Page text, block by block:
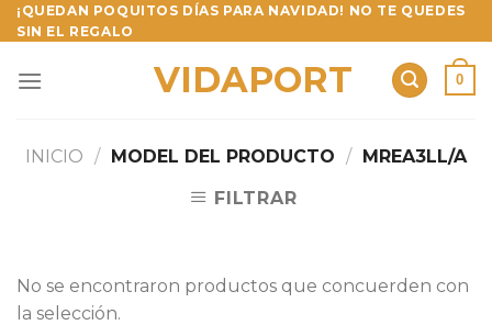
Skip
to
¡QUEDAN POQUITOS DÍAS PARA NAVIDAD! NO TE QUEDES
SIN EL REGALO
VIDAPORT 0
INICIO / MODEL DEL PRODUCTO / MREA3LL/A
FILTRAR
No se encontraron productos que concuerden con
la selección.